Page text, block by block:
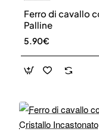
Ferro di cavallo
Palline
5.90€